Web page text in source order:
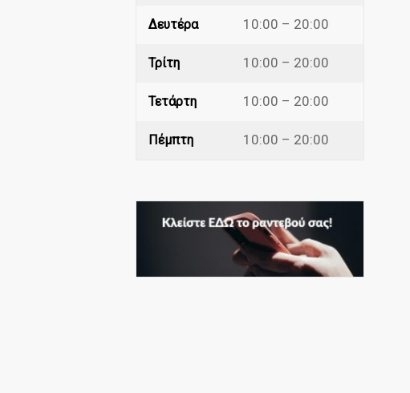
Δευτέρα 10:00 – 20:00
Τρίτη 10:00 – 20:00
Τετάρτη 10:00 – 20:00
Πέμπτη 10:00 – 20:00